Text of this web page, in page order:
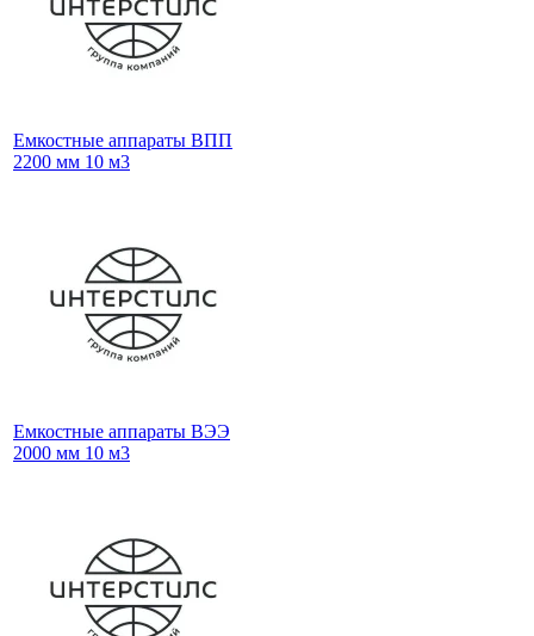
Емкостные аппараты ВПП
2200 мм 10 м3
Емкостные аппараты ВЭЭ
2000 мм 10 м3